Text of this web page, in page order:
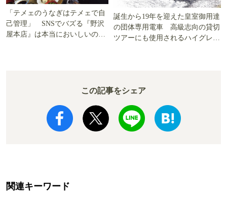
「テメェのうなぎはテメェで自
己管理」 SNSでバズる『野沢
屋本店』は本当においしいの
誕生から19年を迎えた皇室御用達
の団体専用電車 高級志向の貸切
ツアーにも使用されるハイグレー
この記事をシェア
関連キーワード